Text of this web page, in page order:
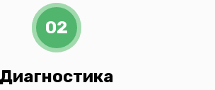
02
Диагностика